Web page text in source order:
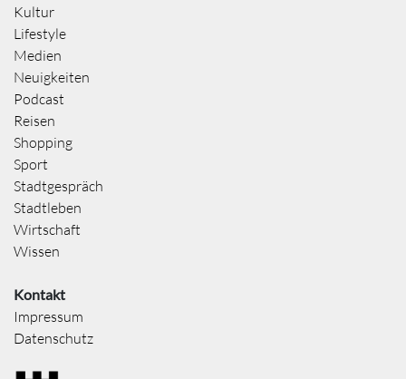
Kultur
Lifestyle
Medien
Neuigkeiten
Podcast
Reisen
Shopping
Sport
Stadtgespräch
Stadtleben
Wirtschaft
Wissen
Kontakt
Impressum
Datenschutz